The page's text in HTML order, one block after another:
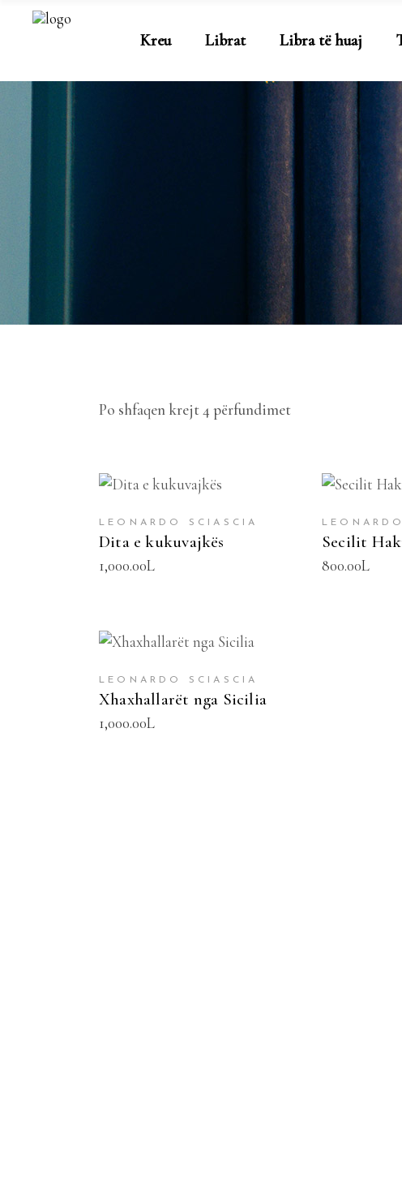
Kreu Librat Libra të huaj
Po shfaqen krejt 4 përfundimet
SHTOJE NË SHPORTË
LEONARDO SCIASCIA
Dita e kukuvajkës
1,000.00L
Secilit
800.00L
SHTOJE NË SHPORTË
LEONARDO SCIASCIA
Xhaxhallarët nga Sicilia
1,000.00L